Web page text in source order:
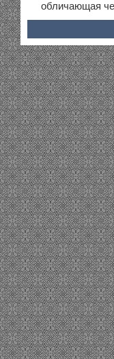
обличающая